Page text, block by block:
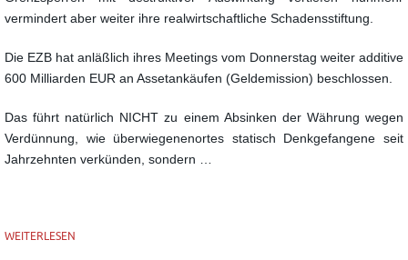
vermindert aber weiter ihre realwirtschaftliche Schadensstiftung.
Die EZB hat anläßlich ihres Meetings vom Donnerstag weiter additive
600 Milliarden EUR an Assetankäufen (Geldemission) beschlossen.
Das führt natürlich NICHT zu einem Absinken der Währung wegen
Verdünnung, wie überwiegenenortes statisch Denkgefangene seit
Jahrzehnten verkünden, sondern …
WEITERLESEN